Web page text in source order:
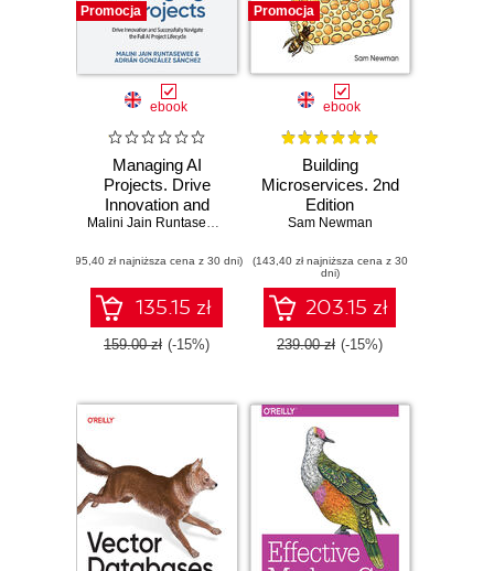
Promocja
ebook
Managing AI
Projects. Drive
Innovation and
Successfully
Project Lifecycle
Malini Jain Runtasewee Adrián González Sánchez
(95,40 zł najniższa cena z 30 dni)
135.15 zł
159.00 zł (-15%)
Promocja
ebook
Building
Microservices. 2nd
Edition
Sam Newman
(143,40 zł najniższa cena z 30
dni)
203.15 zł
239.00 zł (-15%)